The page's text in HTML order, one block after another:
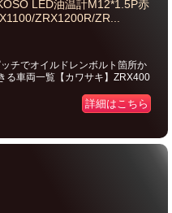
LED油温計M12*1.5P赤
ZRX1200R/ZR...
チでオイルドレンボルト箇所か
る車両一覧【カワサキ】ZRX400
詳細はこちら